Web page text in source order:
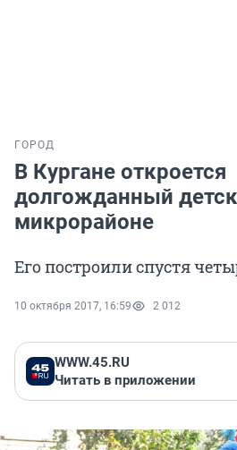
ГОРОД
В Кургане откроется
долгожданный
микрорайоне
Его построили спустя
10 октября 2017, 16:59 2 012
WWW.45.RU
Читать в приложении